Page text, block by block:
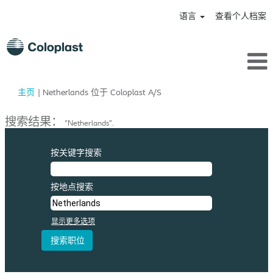
语言 查看个人档案
主页 | Netherlands 位于 Coloplast A/S（当
面）
搜索结果： "Netherlands".
按关键字搜索
按地点搜索
显示更多选项